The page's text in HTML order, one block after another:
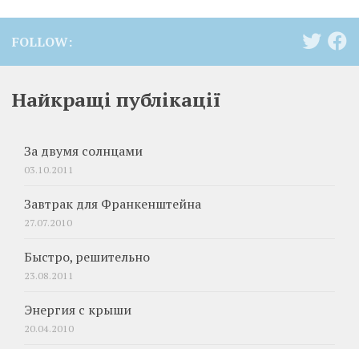
FOLLOW:
Найкращі публікації
За двумя солнцами
03.10.2011
Завтрак для Франкенштейна
27.07.2010
Быстро, решительно
23.08.2011
Энергия с крыши
20.04.2010